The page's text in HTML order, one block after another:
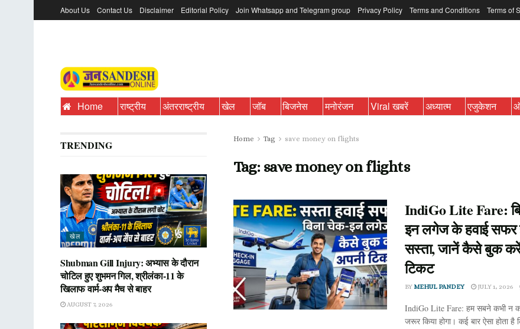
About Us Contact Us Disclaimer Editorial Policy Join Whatsapp and Telegram group Privacy Policy Terms and Conditions Terms of
Home राष्ट्रीय अंतरराष्ट्रीय खेल जॉब बिजनेस मनोरंजन Viral खबरें अध्यात्म एजुकेशन
Home Tag save money on flights
Tag: save money on flights
IndiGo Lite Fare:
इन लगेज के हवाई सफर
सस्ता, जानें कैसे बुक
टिकट
BY MEHUL PANDEY JULY 1, 2026
IndiGo Lite Fare: हम सबने कभी न
जरूर किया होगा। कई बार ऐसा होता है
TRENDING
खेल
Shubman Gill Injury: अभ्यास के दौरान
चोटिल हुए शुभमन गिल, श्रीलंका-11 के
खिलाफ वार्म-अप मैच से बाहर
AUGUST 7, 2026